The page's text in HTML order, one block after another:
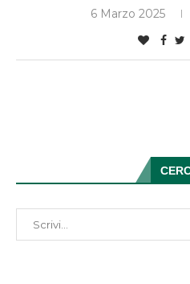
6 Marzo 2025